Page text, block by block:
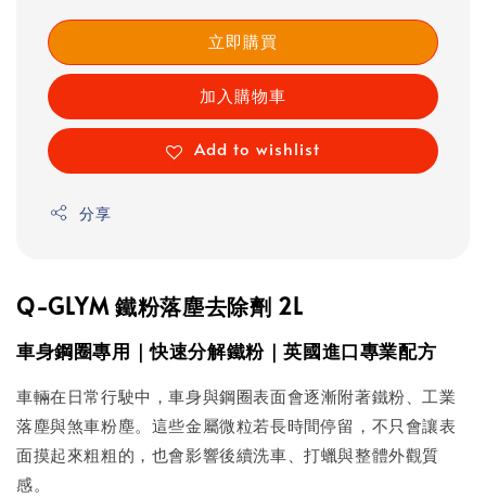
立即購買
加入購物車
Add to wishlist
分享
Q-GLYM 鐵粉落塵去除劑 2L
車身鋼圈專用｜快速分解鐵粉｜英國進口專業配方
車輛在日常行駛中，車身與鋼圈表面會逐漸附著鐵粉、工業
落塵與煞車粉塵。這些金屬微粒若長時間停留，不只會讓表
面摸起來粗粗的，也會影響後續洗車、打蠟與整體外觀質
感。